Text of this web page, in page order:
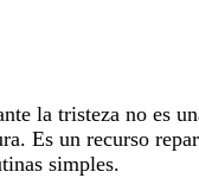
la tristezano es
Es un recurso
simples.